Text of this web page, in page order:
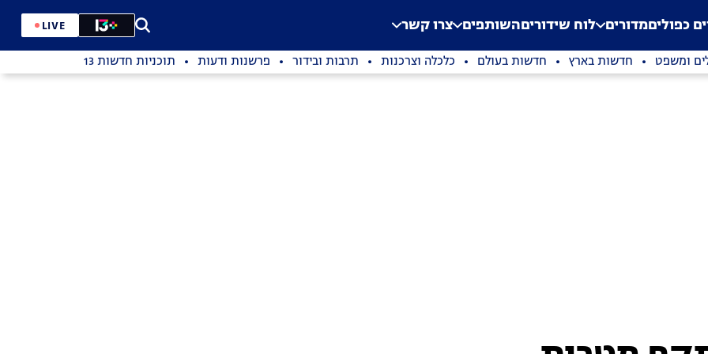
Application error: a
. כפוליםמדורים לוח שידוריםהשותפים צרו קשר LIVE
ומשפט חדשות בארץ חדשות בעולם כלכלה וצרכנות תרבות ובידור פרשנות ודעות תוכניות חדשות 13